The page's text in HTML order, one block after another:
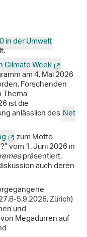
in der Umwelt
Climate Week
am 4. Mai 2026
Forschenden
ist die
anlässlich desNet
zum Motto
vom 1. Juni 2026 in
präsentiert,
auch deren
5.9.2026, Zürich)
und
Megadürren auf